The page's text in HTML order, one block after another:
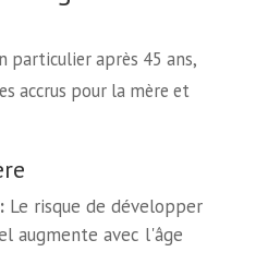
particulier après 45 ans,
accrus pour la mère et
Le risque de développer
augmente avec l'âge